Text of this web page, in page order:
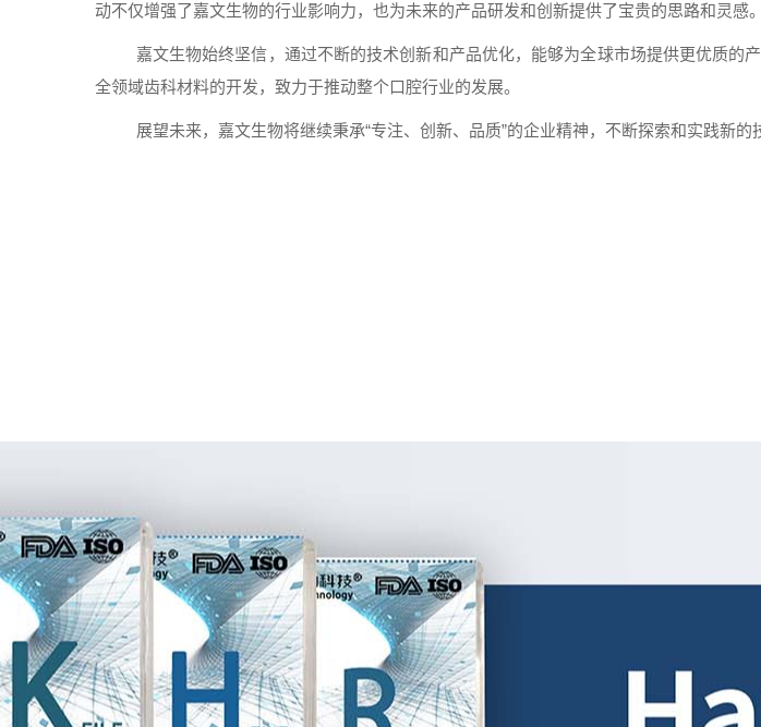
动不仅增强了嘉文生物的行业影响力，也为未来的产品研发和创新提供了宝贵的思路和灵感。
嘉文生物始终坚信，通过不断的技术创新和产品优化，能够为全球市场提供更优质
全领域齿科材料的开发，致力于推动整个口腔行业的发展。
展望未来，嘉文生物将继续秉承“专注、创新、品质”的企业精神，不断探索和实践新